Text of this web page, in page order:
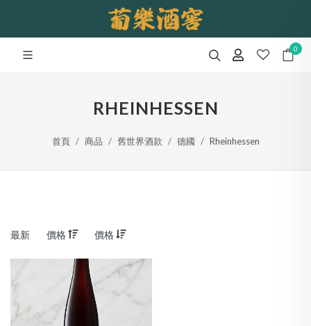
0
RHEINHESSEN
首頁 商品 舊世界酒款 德國 Rheinhessen
最新 價格 價格